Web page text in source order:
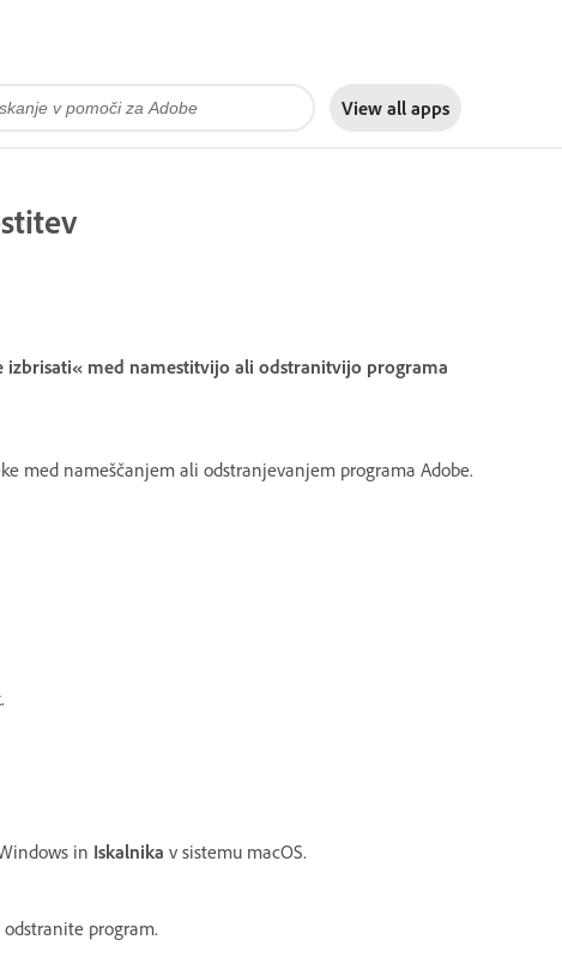
View all apps
izbrisati« med namestitvijo ali odstranitvijo programa
med nameščanjem ali odstranjevanjem programa Adobe.
.
in Iskalnika v sistemu macOS.
program.